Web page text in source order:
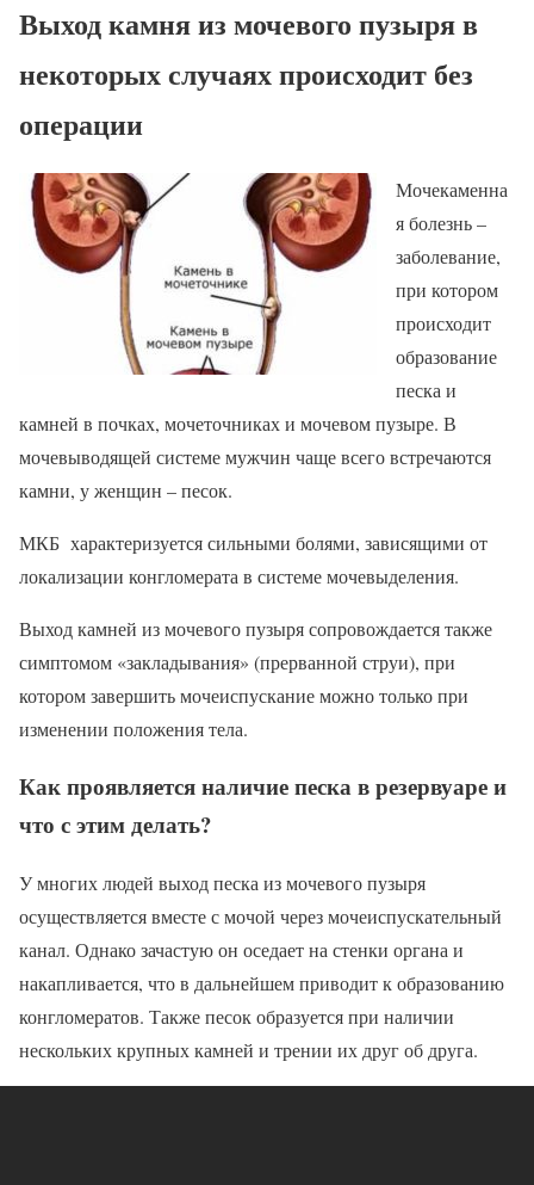
Выход камня из мочевого пузыря в
некоторых случаях происходит без
операции
Мочекаменна
я болезнь –
заболевание,
при котором
происходит
образование
песка и
камней в почках, мочеточниках и мочевом пузыре. В
мочевыводящей системе мужчин чаще всего встречаются
камни, у женщин – песок.
МКБ характеризуется сильными болями, зависящими от
локализации конгломерата в системе мочевыделения.
Выход камней из мочевого пузыря сопровождается также
симптомом «закладывания» (прерванной струи), при
котором завершить мочеиспускание можно только при
изменении положения тела.
Как проявляется наличие песка в резервуаре и
что с этим делать?
У многих людей выход песка из мочевого пузыря
осуществляется вместе с мочой через мочеиспускательный
канал. Однако зачастую он оседает на стенки органа и
накапливается, что в дальнейшем приводит к образованию
конгломератов. Также песок образуется при наличии
нескольких крупных камней и трении их друг об друга.